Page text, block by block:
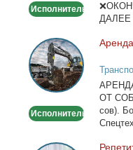
Исполнитель
ДАЛЕЕ
Аренда
спецтехники
в
Москве
Исполнитель
ОТ
сов).